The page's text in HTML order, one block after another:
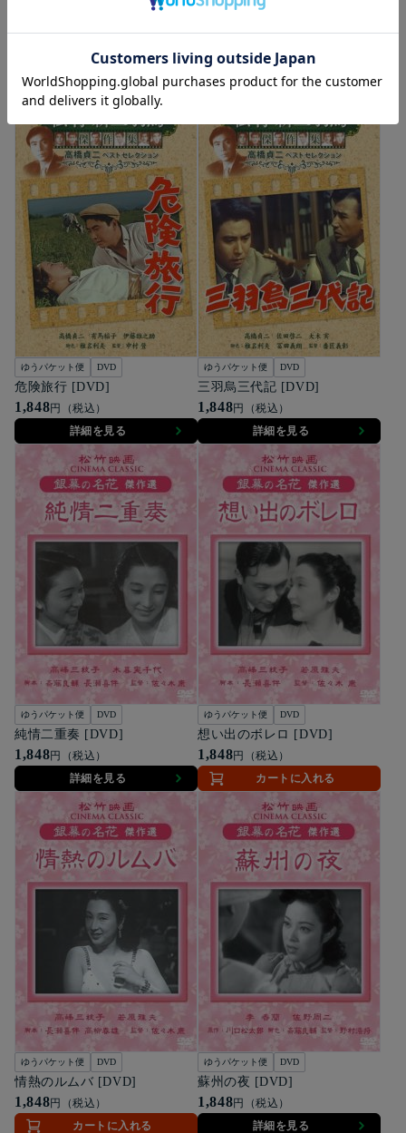
円（税込）
詳細を見る
1,848円（税込）
詳細を見る
ゆうパケット便 DVD
危険旅行 [DVD]
1,848円（税込）
詳細を見る
ゆうパケット便 DVD
三羽烏三代記 [DVD]
1,848円（税込）
詳細を見る
ゆうパケット便 DVD
純情二重奏 [DVD]
1,848円（税込）
詳細を見る
ゆうパケット便 DVD
想い出のボレロ [DVD]
1,848円（税込）
カートに入れる
ゆうパケット便 DVD
情熱のルムバ [DVD]
1,848円（税込）
カートに入れる
ゆうパケット便 DVD
蘇州の夜 [DVD]
1,848円（税込）
詳細を見る